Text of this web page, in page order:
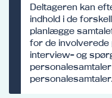
Deltageren kan
indhold i de
planlægge
for de
interview- og